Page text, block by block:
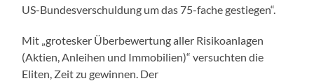
US-Bundesverschuldung um das 75-fache gestiegen“.
Mit „grotesker Überbewertung aller Risikoanlagen
(Aktien, Anleihen und Immobilien)“ versuchten die
Eliten, Zeit zu gewinnen. Der